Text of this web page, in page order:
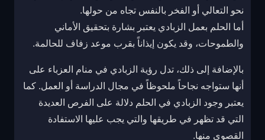
نحو التعالي أو الفخر بالنفس تجاه من حولها.
أما الحلم بعمل الزبادي يعتبر بشارة بتحقيق الأماني
والطموحات، وقد يكون إيذاناً بقرب موعد زفاف للحالمة.
بالإضافة إلى ذلك، تدل رؤية الزبادي في منام العزباء على
أنها ستواجه نجاحاً ملحوظاً في مجال الدراسة أو العمل. كما
يعتبر وجود الزبادي في الحلم دلالة على الفرص العديدة
التي قد تظهر في طريقها والتي يجب عليها الاستفادة
القصوى منها.